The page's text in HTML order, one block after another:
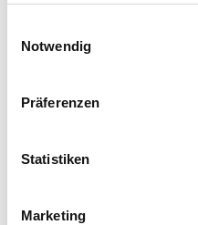
Notwendig
Präferenzen
Statistiken
Marketing
PRODUKTEIGENSCHAFTEN